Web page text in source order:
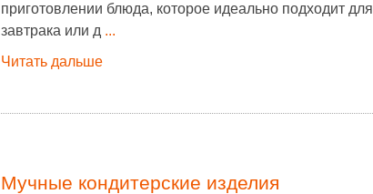
приготовлении блюда, которое идеально подходит для
завтрака или д ...
Читать дальше
Мучные кондитерские изделия